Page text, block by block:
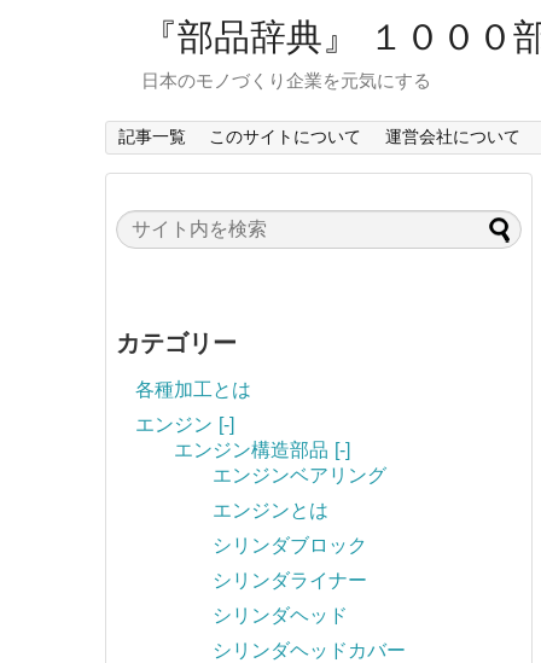
『部品辞典』 １００
日本のモノづくり企業を元気にする
記事一覧 このサイトについて 運営会社について
カテゴリー
各種加工とは
エンジン [-]
エンジン構造部品 [-]
エンジンベアリング
エンジンとは
シリンダブロック
シリンダライナー
シリンダヘッド
シリンダヘッドカバー